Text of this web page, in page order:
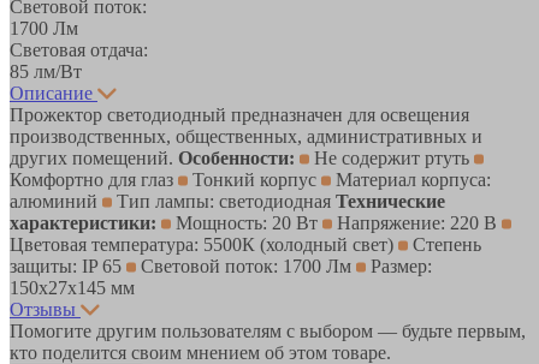
Световой поток:
1700 Лм
Световая отдача:
85 лм/Вт
Описание
Прожектор светодиодный предназначен для освещения
производственных, общественных, административных и
других помещений. Особенности:
Не содержит ртуть
Комфортно для глаз
Тонкий корпус
Материал корпуса:
алюминий
Тип лампы: светодиодная Технические
характеристики:
Мощность: 20 Вт
Напряжение: 220 В
Цветовая температура: 5500К (холодный свет)
Степень
защиты: IP 65
Световой поток: 1700 Лм
Размер:
150х27х145 мм
Отзывы
Помогите другим пользователям с выбором — будьте первым,
кто поделится своим мнением об этом товаре.